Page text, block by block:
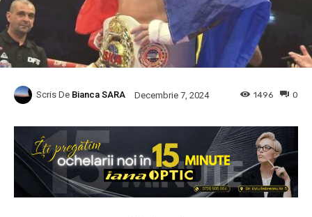
Scris De Bianca SARA Decembrie 7, 2024 0
1496